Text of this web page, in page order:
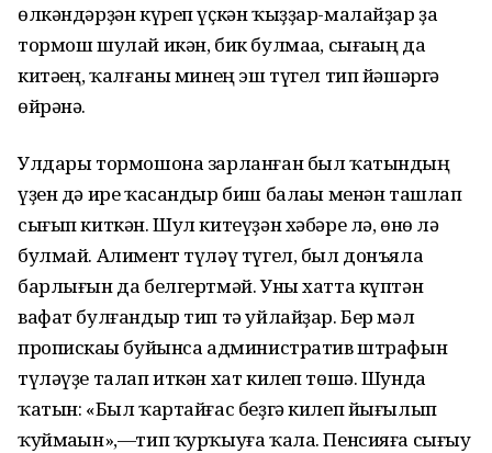
өлкәндәрҙән күреп үҫкән ҡыҙҙар-малайҙар ҙа
тормош шулай икән, бик булмаһа, сығаһың да
китәһең, ҡалғаны минең эш түгел тип йәшәргә
өйрәнә.
Улдары тормошона зарланған был ҡатындың
үҙен дә ире ҡасандыр биш балаһы менән ташлап
сығып киткән. Шул китеүҙән хәбәре лә, өнө лә
булмай. Алимент түләү түгел, был донъяла
барлығын да белгертмәй. Уны хатта күптән
вафат булғандыр тип тә уйлайҙар. Бер мәл
пропискаһы буйынса административ штрафын
түләүҙе талап иткән хат килеп төшә. Шунда
ҡатын: «Был ҡартайғас беҙгә килеп йығылып
ҡуймаһын»,—тип ҡурҡыуға ҡала. Пенсияға сығыу